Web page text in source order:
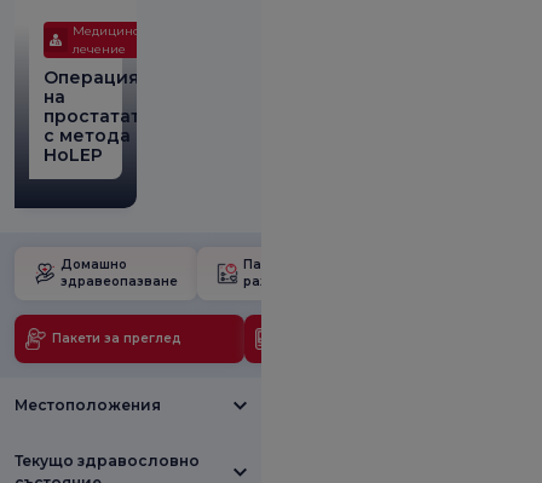
Медицинско
лечение
Операция
на
простатата
с метода
HoLEP
Домашно
здравеопазване
Пакет за
раждане
Пакети за преглед
Местоположения
Текущо здравословно